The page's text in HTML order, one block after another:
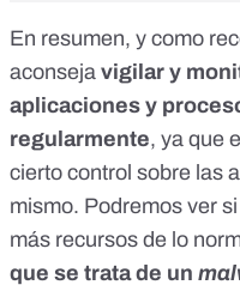
En resumen, y como
aconseja vigilar y
aplicaciones y
regularmente, ya que
cierto control sobre las
mismo. Podremos ver
más recursos de lo
que se trata de un